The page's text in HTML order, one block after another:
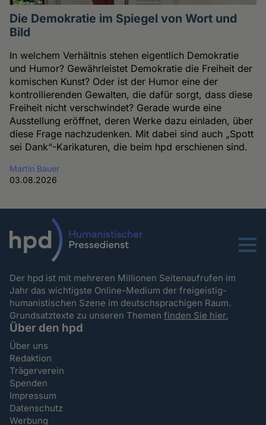
Die Demokratie im Spiegel von Wort und
Bild
In welchem Verhältnis stehen eigentlich Demokratie
und Humor? Gewährleistet Demokratie die Freiheit der
komischen Kunst? Oder ist der Humor eine der
kontrollierenden Gewalten, die dafür sorgt, dass diese
Freiheit nicht verschwindet? Gerade wurde eine
Ausstellung eröffnet, deren Werke dazu einladen, über
diese Frage nachzudenken. Mit dabei sind auch „Spott
sei Dank“-Karikaturen, die beim hpd erschienen sind.
Martin Bauer
03.08.2026
Menu
Der hpd ist mit mehreren Millionen Seitenaufrufen im
Jahr das wichtigste Online-Medium der freigeistig-
humanistischen Szene im deutschsprachigen Raum.
Grundsatztexte zu unseren Themenfinden Sie hier.
Über den hpd
Über uns
Redaktion
Trägerverein
Spenden
Impressum
Datenschutz
Werbung